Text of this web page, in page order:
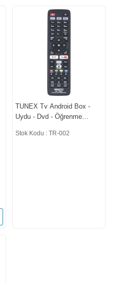
TUNEX Tv Android Box -
Uydu - Dvd - Öğrenme
002
Stok Kodu : TR-002